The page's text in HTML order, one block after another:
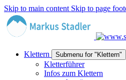
Skip to main content Skip to page
Klettern Submenu for "Klettern"
Kletterführer
Infos zum Klettern